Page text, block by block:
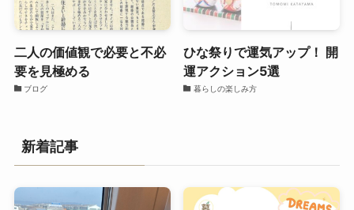
二人の価値観で必要と不必
要を見極める
ブログ
ひな祭りで運気アップ！ 開
運アクション5選
暮らしの楽しみ方
新着記事